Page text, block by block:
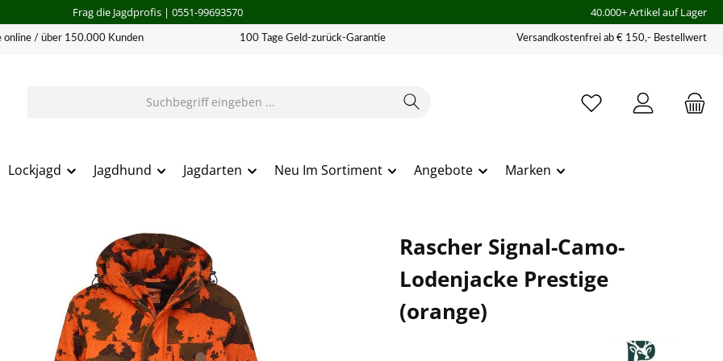
Frag die Jagdprofis| 0551-99693570 40.000+ Artikel auf Lager
online / über 150.000 Kunden 100 Tage Geld-zurück-Garantie Versandkostenfrei ab € 150,- Bestellwert
Lockjagd Jagdhund Jagdarten Neu Im Sortiment Angebote Marken
Rascher Signal-Camo-
Lodenjacke Prestige
(orange)